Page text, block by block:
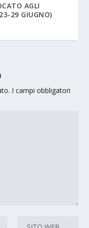
AGLI
29 GIUGNO)
I campi obbligatori